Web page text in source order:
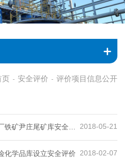
页 - 安全评价 - 评价项目信息公开
2018-05-21
矿尹庄尾矿库安全现
2018-02-07
化学品库设立安全评价